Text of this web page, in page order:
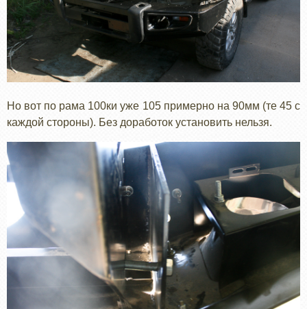
Но вот по рама 100ки уже 105 примерно на 90мм (те 45 с
каждой стороны). Без доработок установить нельзя.